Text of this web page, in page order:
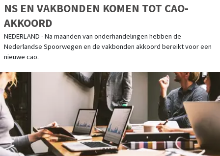
NS EN VAKBONDEN KOMEN TOT CAO-
AKKOORD
NEDERLAND - Na maanden van onderhandelingen hebben de
Nederlandse Spoorwegen en de vakbonden akkoord bereikt voor een
nieuwe cao.